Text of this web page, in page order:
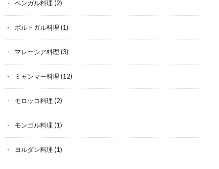
ベンガル料理 (2)
ポルトガル料理 (1)
マレーシア料理 (3)
ミャンマー料理 (12)
モロッコ料理 (2)
モンゴル料理 (1)
ヨルダン料理 (1)